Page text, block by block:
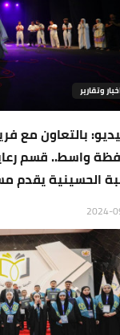
وتقارير
بالتعاون مع
واسط.. قسم
الحسينية يقدم